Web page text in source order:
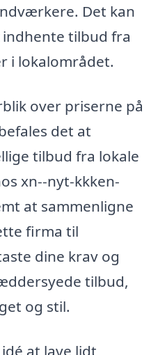
Det kan
tilbud fra
i lokalområdet.
over priserne på
det at
tilbud fra lokale
xn--nyt-kkken-
at sammenligne
firma til
dine krav og
tilbud,
og stil.
at lave lidt